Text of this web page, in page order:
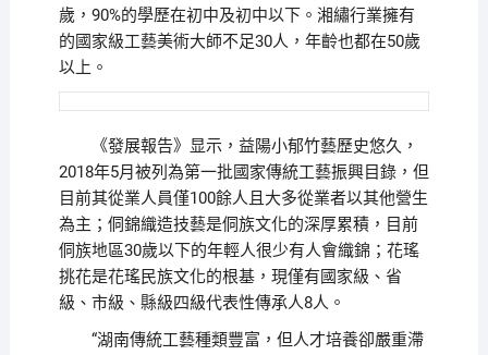
歲，90%的學歷在初中及初中以下。湘繡行業擁有
的國家級工藝美術大師不足30人，年齡也都在50歲
以上。
《發展報告》显示，益陽小郁竹藝歷史悠久，
2018年5月被列為第一批國家傳統工藝振興目錄，但
目前其從業人員僅100餘人且大多從業者以其他營生
為主；侗錦織造技藝是侗族文化的深厚累積，目前
侗族地區30歲以下的年輕人很少有人會織錦；花瑤
挑花是花瑤民族文化的根基，現僅有國家級、省
級、市級、縣級四級代表性傳承人8人。
“湖南傳統工藝種類豐富，但人才培養卻嚴重滯